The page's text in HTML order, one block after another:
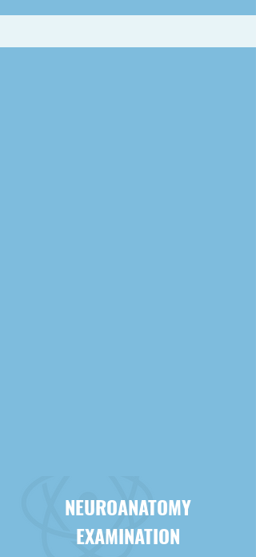
NEUROANATOMY
EXAMINATION